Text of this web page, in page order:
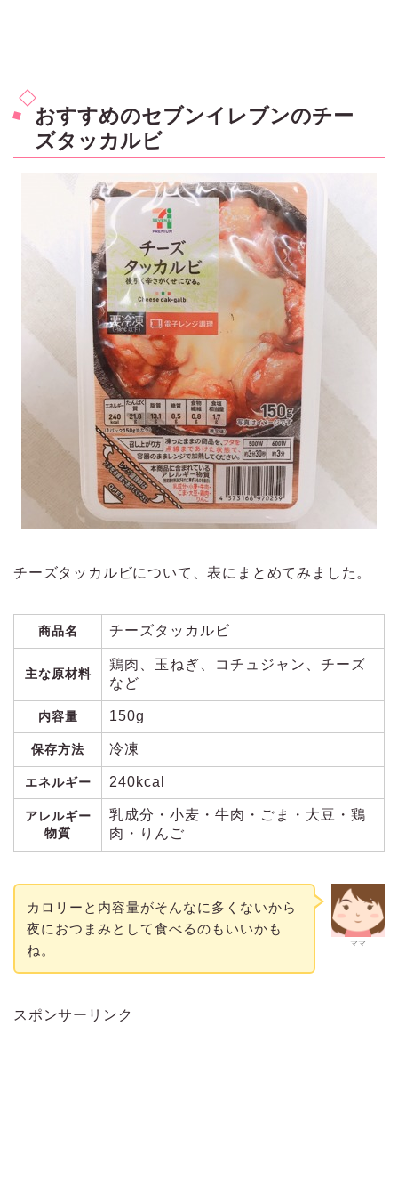
おすすめのセブンイレブンのチー
ズタッカルビ
チーズタッカルビについて、表にまとめてみました。
商品名 チーズタッカルビ
主な原材料
鶏肉、玉ねぎ、コチュジャン、チーズ
など
内容量 150g
保存方法 冷凍
エネルギー 240kcal
アレルギー
物質
乳成分・小麦・牛肉・ごま・大豆・鶏
肉・りんご
ママ
カロリーと内容量がそんなに多くないから
夜におつまみとして食べるのもいいかも
ね。
スポンサーリンク